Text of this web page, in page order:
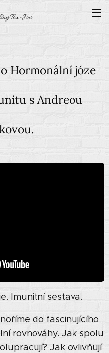
Tou-Jou
Hormonální józe
s Andreou
Imunitní sestava.
do fascinujícího
rovnováhy. Jak spolu
Jak ovlivňují